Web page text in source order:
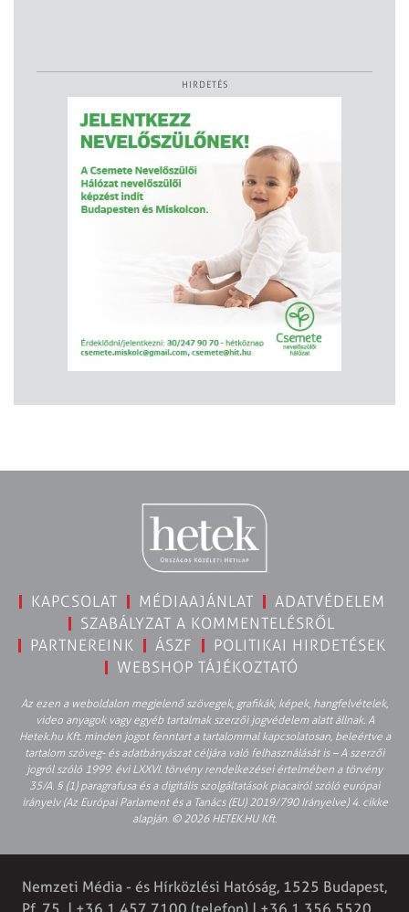
HIRDETÉS
KAPCSOLAT MÉDIAAJÁNLAT
ADATVÉDELEM
SZABÁLYZAT A KOMMENTELÉSRŐL
PARTNEREINK
ÁSZF
POLITIKAI HIRDETÉSEK
WEBSHOP TÁJÉKOZTATÓ
Az ezen a weboldalon megjelenő szövegek, grafikák, képek, hangfelvételek,
video anyagok vagy egyéb tartalmak szerzői jogvédelem alatt állnak. A
Hetek.hu Kft. minden jogot fenntart a tartalommal kapcsolatosan, beleértve a
tartalom szöveg- és adatbányászat céljára való felhasználását is – A szerzői
jogról szóló 1999. évi LXXVI. törvény rendelkezései értelmében a törvény
35/A. § (1) paragrafusa és a digitális szolgáltatások piacairól szóló európai
irányelv (Az Európai Parlament és a Tanács (EU) 2019/790 Irányelve) 4. cikke
alapján. © 2026 HETEK.HU Kft.
Nemzeti Média - és Hírközlési Hatóság, 1525 Budapest,